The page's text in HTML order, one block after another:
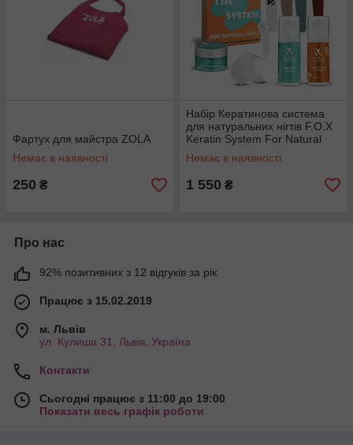
Фартух для майстра ZOLA
Немає в наявності
250 ₴
Набір Кератинова система
для натуральних нігтів F.O.X
Keratin System For Natural
Nails
Немає в наявності
1 550 ₴
Про нас
92% позитивних з 12 відгуків за рік
Працює з 15.02.2019
м. Львів
ул. Кулиша 31, Львів, Україна
Контакти
Сьогодні працює з 11:00 до 19:00
Показати весь графік роботи